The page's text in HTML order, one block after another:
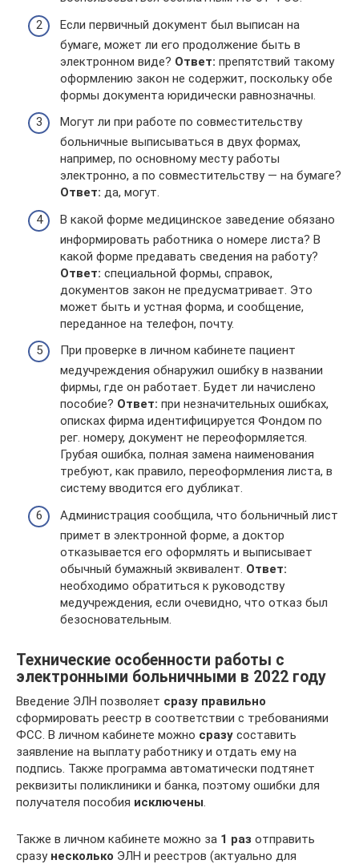
Если первичный документ был выписан на
бумаге, может ли его продолжение быть в
электронном виде? Ответ: препятствий такому
оформлению закон не содержит, поскольку обе
формы документа юридически равнозначны.
Могут ли при работе по совместительству
больничные выписываться в двух формах,
например, по основному месту работы
электронно, а по совместительству — на бумаге?
Ответ: да, могут.
В какой форме медицинское заведение обязано
информировать работника о номере листа? В
какой форме предавать сведения на работу?
Ответ: специальной формы, справок,
документов закон не предусматривает. Это
может быть и устная форма, и сообщение,
переданное на телефон, почту.
При проверке в личном кабинете пациент
медучреждения обнаружил ошибку в названии
фирмы, где он работает. Будет ли начислено
пособие? Ответ: при незначительных ошибках,
описках фирма идентифицируется Фондом по
рег. номеру, документ не переоформляется.
Грубая ошибка, полная замена наименования
требуют, как правило, переоформления листа, в
систему вводится его дубликат.
Администрация сообщила, что больничный лист
примет в электронной форме, а доктор
отказывается его оформлять и выписывает
обычный бумажный эквивалент. Ответ:
необходимо обратиться к руководству
медучреждения, если очевидно, что отказ был
безосновательным.
Технические особенности работы с
электронными больничными в 2022 году
Введение ЭЛН позволяет сразу правильно
сформировать реестр в соответствии с требованиями
ФСС. В личном кабинете можно сразу составить
заявление на выплату работнику и отдать ему на
подпись. Также программа автоматически подтянет
реквизиты поликлиники и банка, поэтому ошибки для
получателя пособия исключены.
Также в личном кабинете можно за 1 раз отправить
сразу несколько ЭЛН и реестров (актуально для